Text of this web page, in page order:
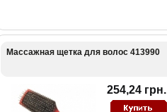
Массажная щетка для волос 413990
254,24 грн.